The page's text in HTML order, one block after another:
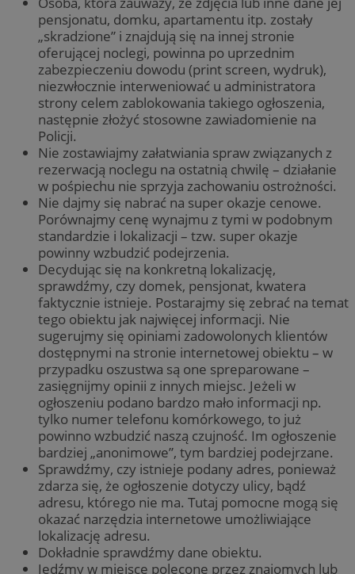
pensjonatu, domku, apartamentu itp. zostały
„skradzione” i znajdują się na innej stronie
oferującej noclegi, powinna po uprzednim
zabezpieczeniu dowodu (print screen, wydruk),
niezwłocznie interweniować u administratora
strony celem zablokowania takiego ogłoszenia,
następnie złożyć stosowne zawiadomienie na
Policji.
Nie zostawiajmy załatwiania spraw związanych z
rezerwacją noclegu na ostatnią chwilę – działanie
w pośpiechu nie sprzyja zachowaniu ostrożności.
Nie dajmy się nabrać na super okazje cenowe.
Porównajmy cenę wynajmu z tymi w podobnym
standardzie i lokalizacji – tzw. super okazje
powinny wzbudzić podejrzenia.
Decydując się na konkretną lokalizację,
sprawdźmy, czy domek, pensjonat, kwatera
faktycznie istnieje. Postarajmy się zebrać na temat
tego obiektu jak najwięcej informacji. Nie
sugerujmy się opiniami zadowolonych klientów
dostępnymi na stronie internetowej obiektu – w
przypadku oszustwa są one spreparowane –
zasięgnijmy opinii z innych miejsc. Jeżeli w
ogłoszeniu podano bardzo mało informacji np.
tylko numer telefonu komórkowego, to już
powinno wzbudzić naszą czujność. Im ogłoszenie
bardziej „anonimowe”, tym bardziej podejrzane.
Sprawdźmy, czy istnieje podany adres, ponieważ
zdarza się, że ogłoszenie dotyczy ulicy, bądź
adresu, którego nie ma. Tutaj pomocne mogą się
okazać narzędzia internetowe umożliwiające
lokalizację adresu.
Dokładnie sprawdźmy dane obiektu.
Jedźmy w miejsce polecone przez znajomych lub